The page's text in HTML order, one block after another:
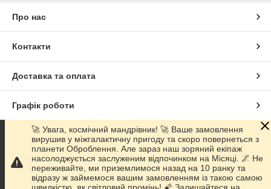
Про нас
Контакти
Доставка та оплата
Графік роботи
Повна версія сайту
Сайт створено на маркетплейсіProm.ua
🚀 Увага, космічний мандрівник! 🚀 Ваше замовлення
вирушив у міжгалактичну пригоду та скоро повернеться з
планети Оброблення. Але зараз наш зоряний екіпаж
насолоджується заслуженим відпочинком на Місяці. 🌌 Не
переживайте, ми приземлимося назад на 10 ранку та
відразу ж займемося вашим замовленням із такою самою